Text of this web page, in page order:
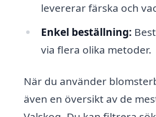
levererar färska och
Enkel beställning:
via flera olika metoder.
När du använder
även en översikt av de